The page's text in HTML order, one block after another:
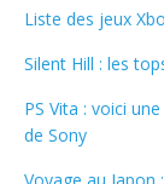
Liste des jeux
Silent Hill : les
PS Vita : voici
de Sony